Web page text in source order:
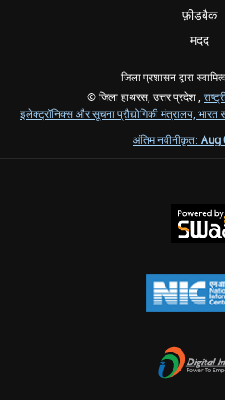
फ़ीडबैक
मदद
जिला प्रशासन द्वारा
© जिला हाथरस, उत्तर प्रदेश ,
इलेक्ट्रॉनिक्स और सूचना प्रौद्योगिकी मंत्रालय, भारत
अंतिम नवीनीकृत: Aug